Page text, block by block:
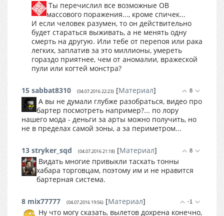
Ты перечислил все возможные ОВ
массового поражения..., кроме спичек...
И если человек разумен, то он действительно
будет стараться выживать, а не менять одну
смерть на другую. Или тебе от перепоя или рака
легких, заплатив за это миллионы, умереть
гораздо приятнее, чем от аномалии, вражеской
пули или когтей монстра?
8
15 sabbat8310 (04.07.2016 22:23) [Материал]
А вы не думали глубже разобраться, видео про
бартер посмотреть например?... по лору
нашего мода - деньги за арты можно получить, но
не в пределах самой зоны, а за периметром...
8
13 stryker_sqd (04.07.2016 21:18) [Материал]
Видать многие привыкли таскать тонны
хабара торговцам, поэтому им и не нравится
бартерная система.
-1
8 mix77777 (04.07.2016 19:56) [Материал]
Ну что могу сказать, вылетов дохрена конечно,